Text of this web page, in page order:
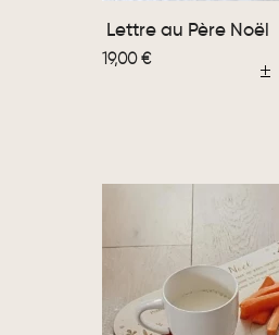
Lettre au Père Noël
19,00€